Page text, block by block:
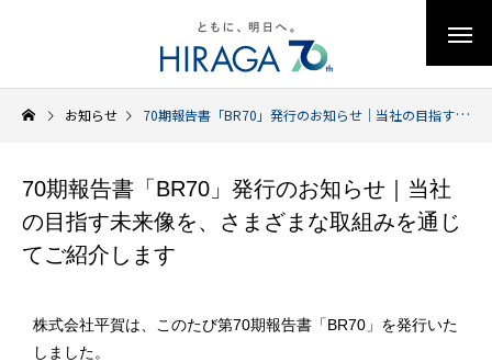
お知らせ 70期報告書「BR70」発行のお知らせ｜当社の目指す未来像を、さまざまな取組みを通じてご紹介します
70期報告書「BR70」発行のお知らせ｜当社
の目指す未来像を、さまざまな取組みを通じ
てご紹介します
株式会社平賀は、このたび第70期報告書「BR70」を発行いた
しました。